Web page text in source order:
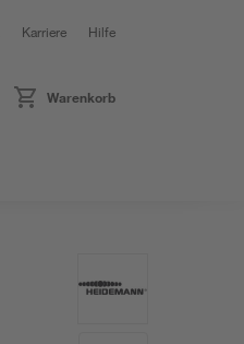
Karriere Hilfe
Warenkorb